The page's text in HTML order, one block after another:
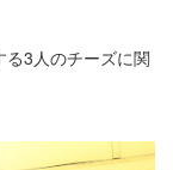
3人のチーズに関